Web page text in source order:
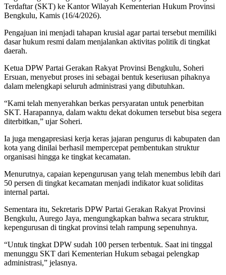
Terdaftar (SKT) ke Kantor Wilayah Kementerian Hukum Provinsi
Bengkulu, Kamis (16/4/2026).
Pengajuan ini menjadi tahapan krusial agar partai tersebut memiliki
dasar hukum resmi dalam menjalankan aktivitas politik di tingkat
daerah.
Ketua DPW Partai Gerakan Rakyat Provinsi Bengkulu, Soheri
Ersuan, menyebut proses ini sebagai bentuk keseriusan pihaknya
dalam melengkapi seluruh administrasi yang dibutuhkan.
“Kami telah menyerahkan berkas persyaratan untuk penerbitan
SKT. Harapannya, dalam waktu dekat dokumen tersebut bisa segera
diterbitkan,” ujar Soheri.
Ia juga mengapresiasi kerja keras jajaran pengurus di kabupaten dan
kota yang dinilai berhasil mempercepat pembentukan struktur
organisasi hingga ke tingkat kecamatan.
Menurutnya, capaian kepengurusan yang telah menembus lebih dari
50 persen di tingkat kecamatan menjadi indikator kuat soliditas
internal partai.
Sementara itu, Sekretaris DPW Partai Gerakan Rakyat Provinsi
Bengkulu, Aurego Jaya, mengungkapkan bahwa secara struktur,
kepengurusan di tingkat provinsi telah rampung sepenuhnya.
“Untuk tingkat DPW sudah 100 persen terbentuk. Saat ini tinggal
menunggu SKT dari Kementerian Hukum sebagai pelengkap
administrasi,” jelasnya.